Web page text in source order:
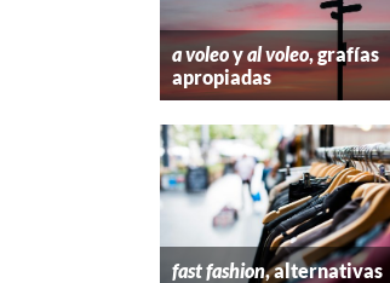
a voleoyal voleo, grafías
apropiadas
fast fashion, alternativas